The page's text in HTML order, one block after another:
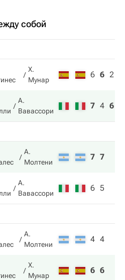
собой
Х.
Мунар
6 6 2
А.
Вавассори
7 4 6
А.
Молтени
7 7
А.
Вавассори
6 5
А.
Молтени
4 4
Х.
Мунар
6 6